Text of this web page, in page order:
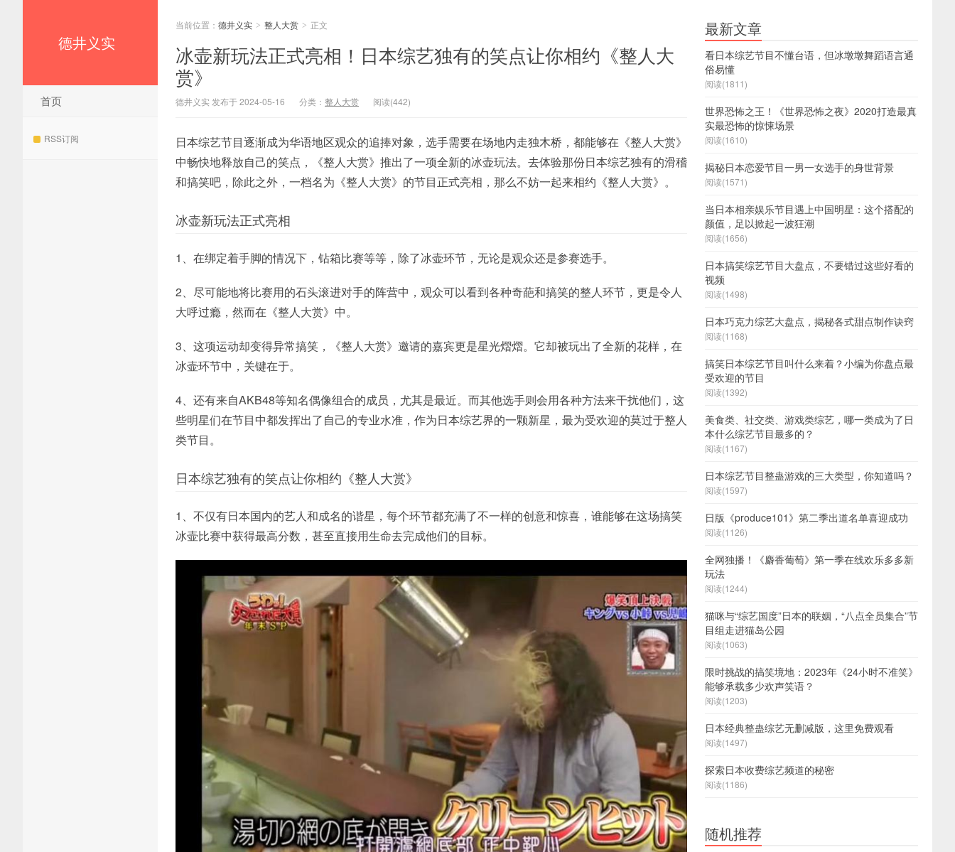
德井义实
首页
RSS订阅
当前位置： 德井义实 > 整人大赏 > 正文
冰壶新玩法正式亮相！日本综艺独有的笑点让你相约《整人大
赏》
德井义实 发布于 2024-05-16 分类： 整人大赏 阅读(442)
日本综艺节目逐渐成为华语地区观众的追捧对象，选手需要在场地内走独木桥，都能够在《整人大赏》
中畅快地释放自己的笑点，《整人大赏》推出了一项全新的冰壶玩法。去体验那份日本综艺独有的滑稽
和搞笑吧，除此之外，一档名为《整人大赏》的节目正式亮相，那么不妨一起来相约《整人大赏》。
冰壶新玩法正式亮相
1、在绑定着手脚的情况下，钻箱比赛等等，除了冰壶环节，无论是观众还是参赛选手。
2、尽可能地将比赛用的石头滚进对手的阵营中，观众可以看到各种奇葩和搞笑的整人环节，更是令人
大呼过瘾，然而在《整人大赏》中。
3、这项运动却变得异常搞笑，《整人大赏》邀请的嘉宾更是星光熠熠。它却被玩出了全新的花样，在
冰壶环节中，关键在于。
4、还有来自AKB48等知名偶像组合的成员，尤其是最近。而其他选手则会用各种方法来干扰他们，这
些明星们在节目中都发挥出了自己的专业水准，作为日本综艺界的一颗新星，最为受欢迎的莫过于整人
类节目。
日本综艺独有的笑点让你相约《整人大赏》
1、不仅有日本国内的艺人和成名的谐星，每个环节都充满了不一样的创意和惊喜，谁能够在这场搞笑
冰壶比赛中获得最高分数，甚至直接用生命去完成他们的目标。
最新文章
看日本综艺节目不懂台语，但冰墩墩舞蹈语言通
俗易懂
阅读(1811)
世界恐怖之王！《世界恐怖之夜》2020打造最真
实最恐怖的惊悚场景
阅读(1610)
揭秘日本恋爱节目一男一女选手的身世背景
阅读(1571)
当日本相亲娱乐节目遇上中国明星：这个搭配的
颜值，足以掀起一波狂潮
阅读(1656)
日本搞笑综艺节目大盘点，不要错过这些好看的
视频
阅读(1498)
日本巧克力综艺大盘点，揭秘各式甜点制作诀窍
阅读(1168)
搞笑日本综艺节目叫什么来着？小编为你盘点最
受欢迎的节目
阅读(1392)
美食类、社交类、游戏类综艺，哪一类成为了日
本什么综艺节目最多的？
阅读(1167)
日本综艺节目整蛊游戏的三大类型，你知道吗？
阅读(1597)
日版《produce101》第二季出道名单喜迎成功
阅读(1126)
全网独播！《麝香葡萄》第一季在线欢乐多多新
玩法
阅读(1244)
猫咪与“综艺国度”日本的联姻，“八点全员集合”节
目组走进猫岛公园
阅读(1063)
限时挑战的搞笑境地：2023年《24小时不准笑》
能够承载多少欢声笑语？
阅读(1203)
日本经典整蛊综艺无删减版，这里免费观看
阅读(1497)
探索日本收费综艺频道的秘密
阅读(1186)
随机推荐